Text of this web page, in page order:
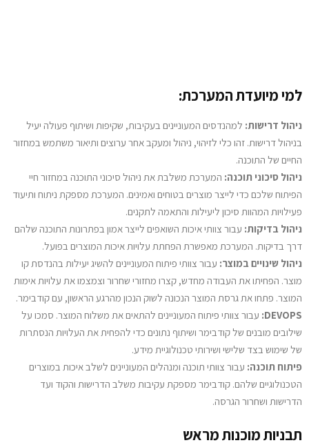
למי מיועדת המערכת:
ניהול דרישות: למהנדסים המעוניינים בעקיבות, שקיפות ושיתוף פעולה יעיל
בניהול דרישות. זהו כלי לזיהוי, ניהול ומעקב אחר ערוצים ותיאור משתמש במחזור
החיים של התוכנה.
ניהול סיכוני תוכנה: המערכת משלבת את ניהול סיכוני התוכנה במחזור חיי
הפיתוח שלכם כדי לייצר מוצרים בטוחים ואמינים. המערכת מספקת ניתוח ותיעוד
פעילויות המהוות סיכון ליעילות והתאמה לתקנים.
ניהול בדיקות: עבור צוותי איכות השואפים לייצר אמון בפתרונות התוכנה שלהם
דרך בדיקות. המערכת מאפשרת הפחתת עלויות איכות המוצרים בפועל.
ניהול שינויים במוצר: עבור צוותי פיתוח המעוניינים להשיג יעילות בהנדסת קו
מוצר. הפחיתו את העבודה מחדש, קצרו מחזורי שחרור וצמצמו את עלויות אימות
המוצר. פתחו את גרסת המוצר הנכונה לשוק הנכון מהרגע הראשון, עם קודבימר.
DEVOPS: עבור צוותי פיתוח המעוניינים להתאים את משלוח המוצר. סמכו על
שילובים מובנים של קודבימר ושיתוף נתונים כדי להפחית את העלויות הנסתרות
של שימוש בצד שלישי ושירותי טכנולוגיית מידע.
פיתוח תוכנה: עבור צוותי תוכנה ומנהלים המעוניינים לשלב איכות במוצרים
הטכנולוגיים שלהם. קודבימר מספקת עקיבות משלב הדרישות והקוד ועד
הדרישות ושחרור הגרסה.
תבניות מוכנות מראש